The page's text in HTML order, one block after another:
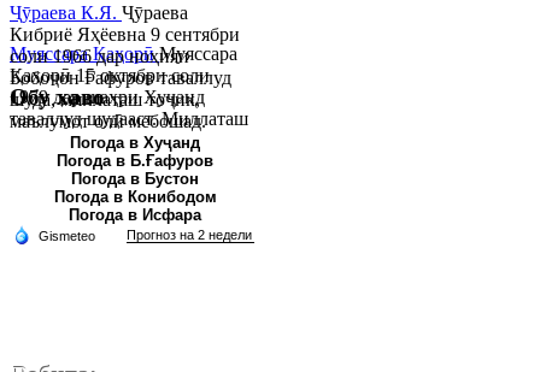
Муяссара ҚаҳорӣМуяссара
Қаҳорӣ 15 октябри соли
1979 дар шаҳри Хуҷанд
таваллуд шудааст. Миллаташ
тоҷик. Маълумот олӣ. Соли
2002 Донишгоҳи давлатии
Хуҷанд ба...
Ҷӯраева К.Я. Ҷӯраева
Кибриё Яҳёевна 9 сентябри
соли 1966 дар ноҳияи
Бобоҷон Ғафуров таваллуд
шуда, миллаташ тоҷик,
маълумот олӣ мебошад.
Соли 1997 Донишг...
Обу хаво
Погода в Хуҷанд
Погода в Б.Ғафуров
Погода в Бустон
Погода в Конибодом
Погода в Исфара